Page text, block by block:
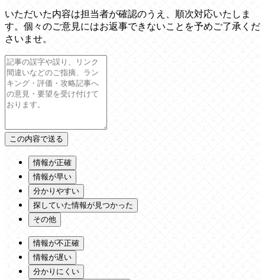
いただいた内容は担当者が確認のうえ、順次対応いたしま
す。個々のご意見にはお返事できないことを予めご了承くだ
さいませ。
情報が正確
情報が早い
分かりやすい
探していた情報が見つかった
その他
情報が不正確
情報が遅い
分かりにくい